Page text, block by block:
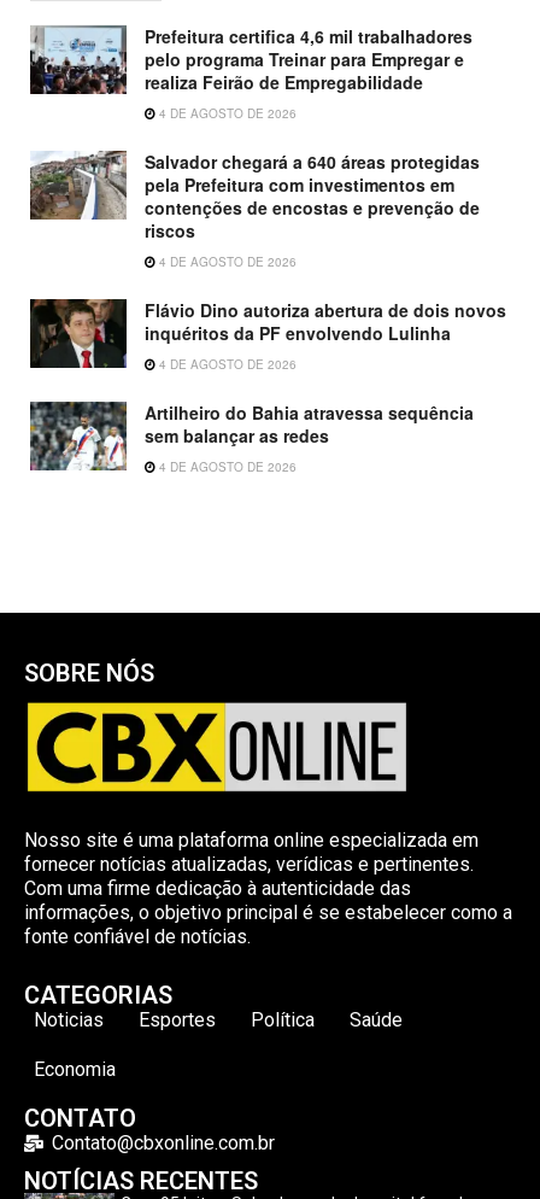
Prefeitura certifica 4,6 mil trabalhadores
pelo programa Treinar para Empregar e
realiza Feirão de Empregabilidade
4 DE AGOSTO DE 2026
Salvador chegará a 640 áreas protegidas
pela Prefeitura com investimentos em
contenções de encostas e prevenção de
riscos
4 DE AGOSTO DE 2026
Flávio Dino autoriza abertura de dois novos
inquéritos da PF envolvendo Lulinha
4 DE AGOSTO DE 2026
Artilheiro do Bahia atravessa sequência
sem balançar as redes
4 DE AGOSTO DE 2026
SOBRE NÓS
Nosso site é uma plataforma online especializada em
fornecer notícias atualizadas, verídicas e pertinentes.
Com uma firme dedicação à autenticidade das
informações, o objetivo principal é se estabelecer como a
fonte confiável de notícias.
CATEGORIAS
Noticias Esportes Política Saúde
Economia
CONTATO
Contato@cbxonline.com.br
NOTÍCIAS RECENTES